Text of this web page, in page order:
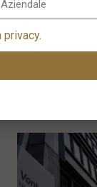
privacy.